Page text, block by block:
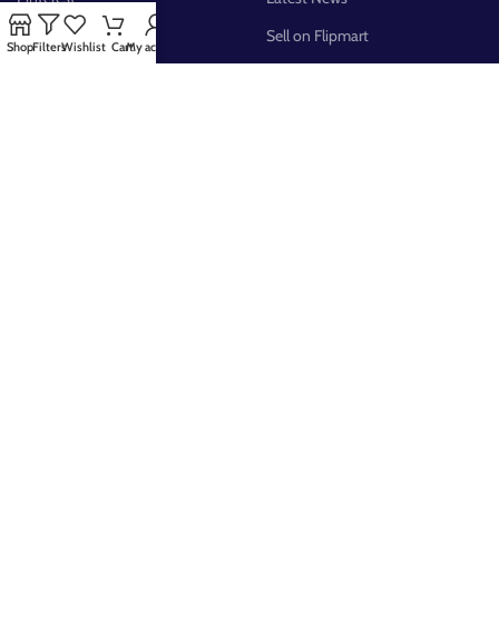
FB Group
Sell on Flipmart
ShopFiltersWishlist CartMy account